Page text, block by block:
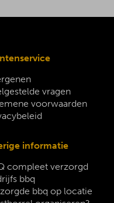
vragen
voorwaarden
informatie
compleet verzorgd
bbq
bbq op locatie